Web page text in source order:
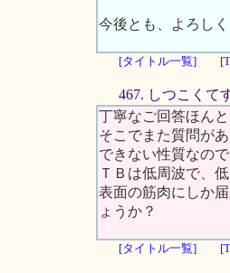
今後とも、よろしく
[タイトル一覧]
467. しつこくて
丁寧なご回答ほん
そこでまた質問が
できない性質なので
ＴＢは低周波で、
表面の筋肉にしか
ょうか？
[タイトル一覧]